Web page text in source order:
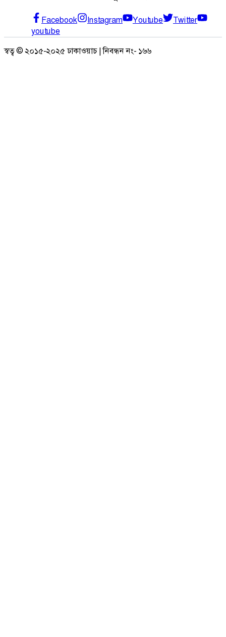
Facebook Instagram Youtube
Twitter
youtube
স্বত্ব © ২০১৫-২০২৫ ঢাকাওয়াচ | নিবন্ধন নং- ১৬৬